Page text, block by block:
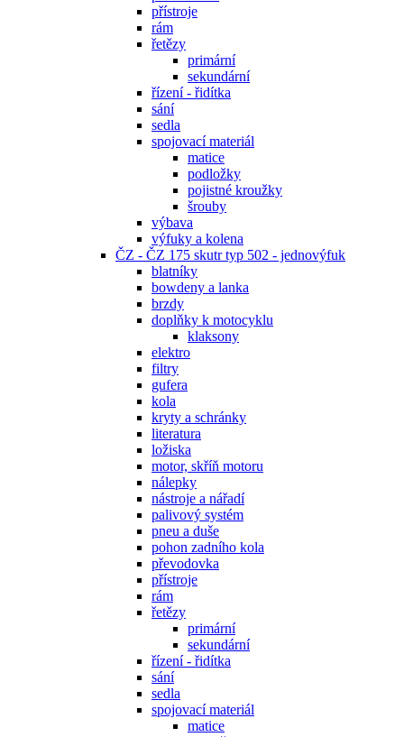
přístroje
rám
řetězy
primární
sekundární
řízení - řidítka
sání
sedla
spojovací materiál
matice
podložky
pojistné kroužky
šrouby
výbava
výfuky a kolena
ČZ - ČZ 175 skutr typ 502 - jednovýfuk
blatníky
bowdeny a lanka
brzdy
doplňky k motocyklu
klaksony
elektro
filtry
gufera
kola
kryty a schránky
literatura
ložiska
motor, skříň motoru
nálepky
nástroje a nářadí
palivový systém
pneu a duše
pohon zadního kola
převodovka
přístroje
rám
řetězy
primární
sekundární
řízení - řidítka
sání
sedla
spojovací materiál
matice